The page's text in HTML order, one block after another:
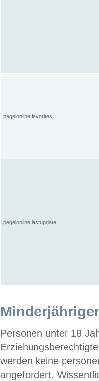
pegelonline.favorites
pegelonline.lastupdate
Personen unter 18
werden keine
angefordert.